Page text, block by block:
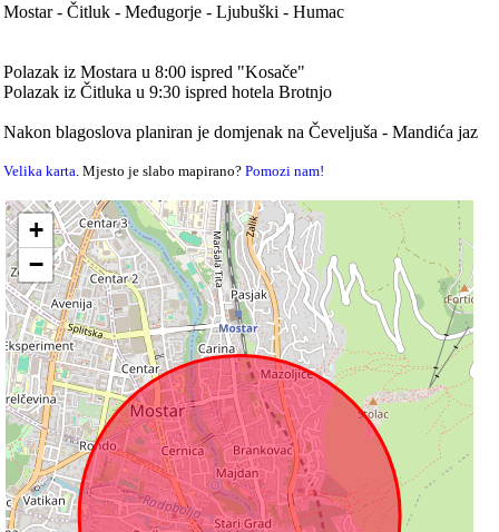
Mostar - Čitluk - Međugorje - Ljubuški - Humac
Polazak iz Mostara u 8:00 ispred "Kosače"
Polazak iz Čitluka u 9:30 ispred hotela Brotnjo
Nakon blagoslova planiran je domjenak na Čeveljuša - Mandića jaz
Velika karta . Mjesto je slabo mapirano?Pomozi nam!
+
−